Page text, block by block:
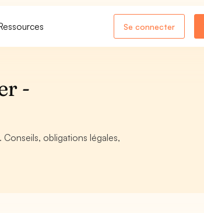
Se connecter
-
Conseils, obligations légales,